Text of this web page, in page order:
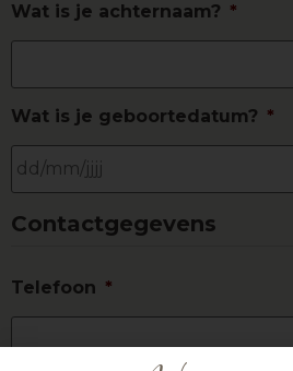
Wat is je achternaam? *
Wat is je geboortedatum? *
Contactgegevens
Telefoon *